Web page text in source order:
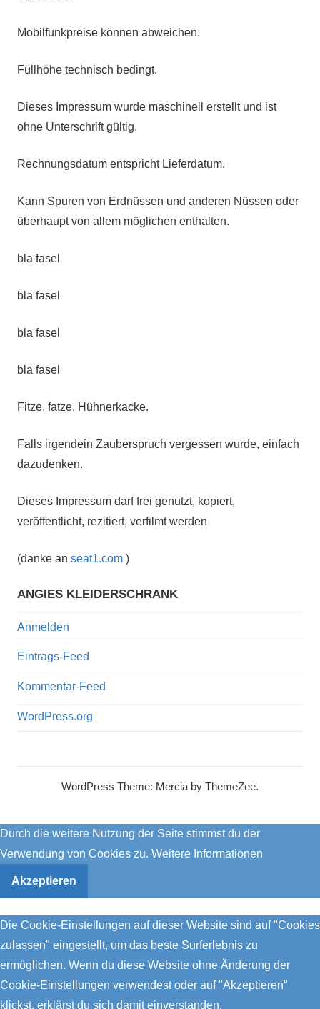
Mobilfunkpreise können abweichen.
Füllhöhe technisch bedingt.
Dieses Impressum wurde maschinell erstellt und ist
ohne Unterschrift gültig.
Rechnungsdatum entspricht Lieferdatum.
Kann Spuren von Erdnüssen und anderen Nüssen oder
überhaupt von allem möglichen enthalten.
bla fasel
bla fasel
bla fasel
bla fasel
Fitze, fatze, Hühnerkacke.
Falls irgendein Zauberspruch vergessen wurde, einfach
dazudenken.
Dieses Impressum darf frei genutzt, kopiert,
veröffentlicht, rezitiert, verfilmt werden
(danke an seat1.com )
ANGIES KLEIDERSCHRANK
Anmelden
Eintrags-Feed
Kommentar-Feed
WordPress.org
WordPress Theme: Mercia by ThemeZee.
Durch die weitere Nutzung der Seite stimmst du der
Verwendung von Cookies zu. Weitere Informationen
Akzeptieren
Die Cookie-Einstellungen auf dieser Website sind auf "Cookies
zulassen" eingestellt, um das beste Surferlebnis zu
ermöglichen. Wenn du diese Website ohne Änderung der
Cookie-Einstellungen verwendest oder auf "Akzeptieren"
klickst, erklärst du sich damit einverstanden.